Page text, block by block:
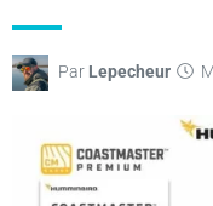
Par Lepecheur